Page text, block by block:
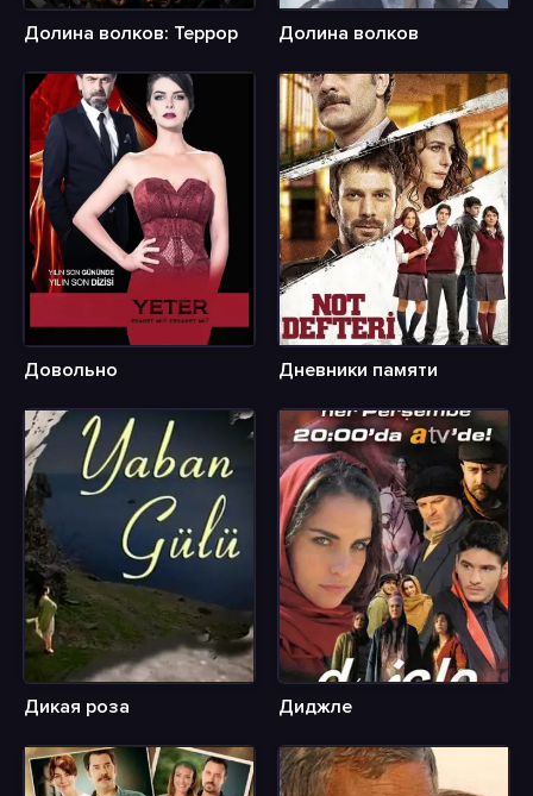
Долина волков: Террор Долина волков
Довольно Дневники памяти
Дикая роза Диджле